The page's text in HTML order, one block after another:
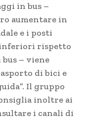
in bus –
aumentare in
e i posti
inferiori rispetto
– viene
di bici e
Il gruppo
inoltre ai
i canali di